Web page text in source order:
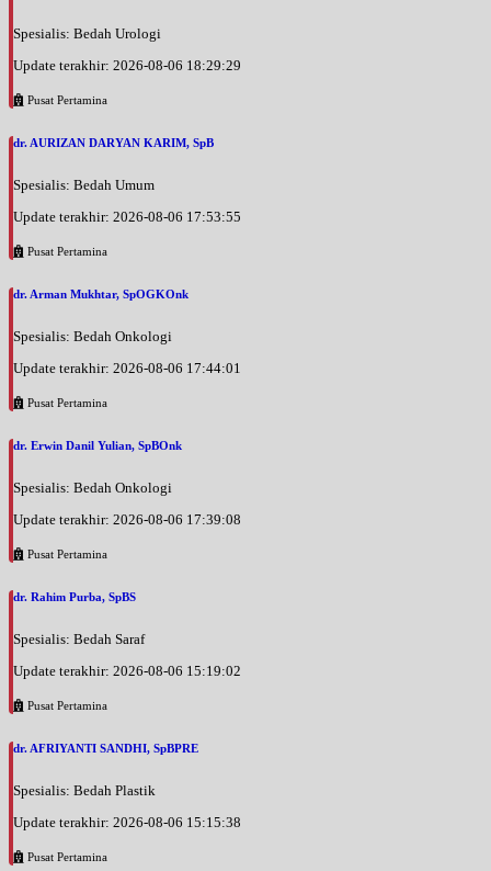
Spesialis: Bedah Urologi
Update terakhir: 2026-08-06 18:29:29
Pusat Pertamina
dr. AURIZAN DARYAN KARIM, SpB
Spesialis: Bedah Umum
Update terakhir: 2026-08-06 17:53:55
Pusat Pertamina
dr. Arman Mukhtar, SpOGKOnk
Spesialis: Bedah Onkologi
Update terakhir: 2026-08-06 17:44:01
Pusat Pertamina
dr. Erwin Danil Yulian, SpBOnk
Spesialis: Bedah Onkologi
Update terakhir: 2026-08-06 17:39:08
Pusat Pertamina
dr. Rahim Purba, SpBS
Spesialis: Bedah Saraf
Update terakhir: 2026-08-06 15:19:02
Pusat Pertamina
dr. AFRIYANTI SANDHI, SpBPRE
Spesialis: Bedah Plastik
Update terakhir: 2026-08-06 15:15:38
Pusat Pertamina